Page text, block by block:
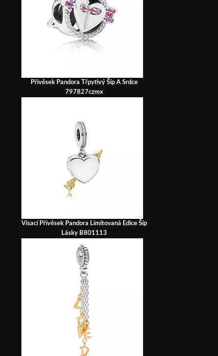
Přívěsek Pandora Třpytivý Šíp A Srdce
797827czmx
Visací Přívěsek Pandora Limitovaná Edice Šíp
Lásky B801113